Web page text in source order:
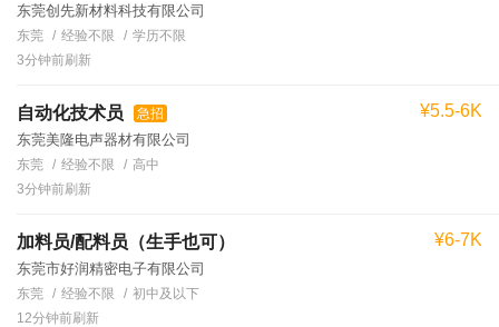
东莞创先新材料科技有限公司
东莞 经验不限
学历不限
3分钟前刷新
自动化技术员 急招
东莞美隆电声器材有限公司
¥5.5-6K
东莞 经验不限
高中
3分钟前刷新
加料员/配料员（生手也可）
东莞市好润精密电子有限公司
¥6-7K
东莞 经验不限
初中及以下
12分钟前刷新